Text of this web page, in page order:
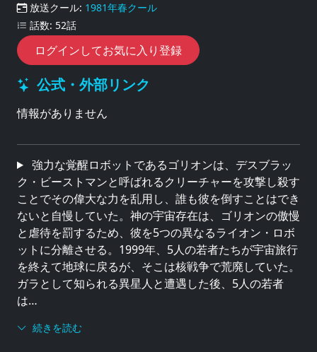
放送クール: 1981年春クール
話数: 52話
ログインしてお気に入り登録
公式・外部リンク
情報がありません
強力な覚醒ロボットであるゴリオンは、デスブラッ
ク・ビーストマンと呼ばれるクリーチャーを攻撃し殺す
ことでその偉大な力を乱用し、誰も彼を倒すことはでき
ないと自慢していた。神の宇宙存在は、ゴリオンの傲慢
と虐待を罰するため、彼を5つの異なるライオン・ロボ
ットに分離させる。1999年、5人の若者たちが宇宙旅行
を終えて地球に戻るが、そこは核戦争で荒廃していた。
ガラとして知られる異星人と遭遇した後、5人の若者
は…
続きを読む